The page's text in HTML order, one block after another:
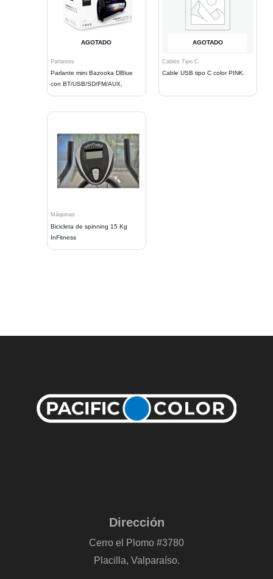
AGOTADO
Parlantes
Parlante mini Bazooka DBlue
con BT/USB/SD/FM/AUX,
AGOTADO
Cables Tipo C
Cable USB tipo C color PINK.
Máquinas
Bicicleta de spinning 15 Kg
InFitness
Dirección
Cerro el Plomo #3780
Placilla, Valparaíso.